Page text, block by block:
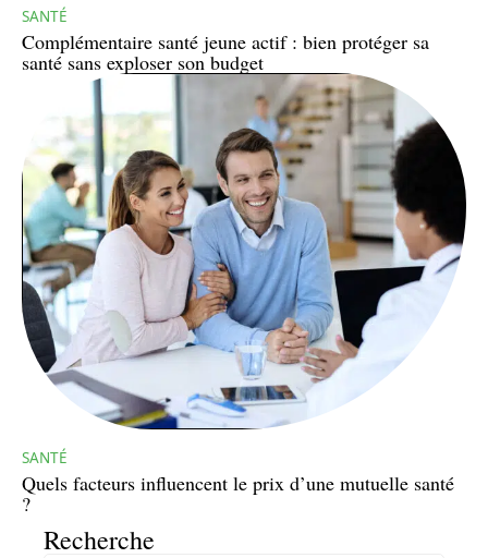
SANTÉ
Complémentaire santé jeune actif : bien protéger sa
santé sans exploser son budget
SANTÉ
Quels facteurs influencent le prix d’une mutuelle santé
?
Recherche